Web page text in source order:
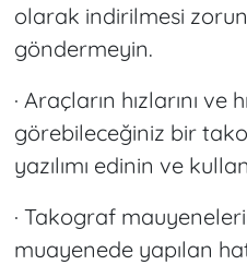
olarak indirilmesi
göndermeyin.
· Araçların hızlarını ve
görebileceğiniz bir
yazılımı edinin ve
· Takograf
muayenede yapılan